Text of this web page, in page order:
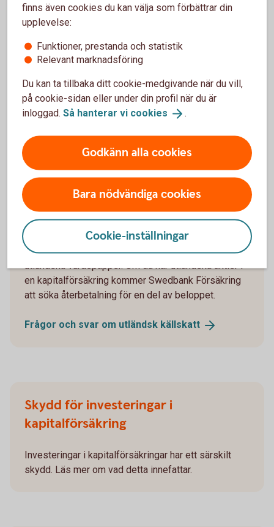
Avkastningsskatt för
kapitalförsäkringar
avkastningsskatt, vilket gör att pengarna är skattade
och klara vid uttag.
Utländsk källskatt i
kapitalförsäkringar
Utländsk källskatt är skatt som dras på utdelningar i
utländska värdepapper. Om du har utländska aktier i
en kapitalförsäkring kommer Swedbank Försäkring
att söka återbetalning för en del av beloppet.
Frågor och svar om utländsk källskatt
Skydd för investeringar i
kapitalförsäkring
Investeringar i kapitalförsäkringar har ett särskilt
skydd. Läs mer om vad detta innefattar.
finns även cookies du kan välja som förbättrar din
upplevelse:
Funktioner, prestanda och statistik
Relevant marknadsföring
Du kan ta tillbaka ditt cookie-medgivande när du vill,
på cookie-sidan eller under din profil när du är
inloggad. Så hanterar vi cookies .
Godkänn alla cookies
Bara nödvändiga cookies
Cookie-inställningar